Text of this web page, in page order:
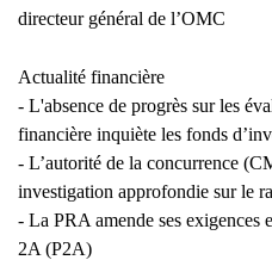
directeur général de l’OMC
Actualité
- L'absence de progrès sur les
financière inquiète les fonds
- L’autorité de la concurrence
investigation approfondie sur le
- La PRA amende ses exigences
2A (P2A)